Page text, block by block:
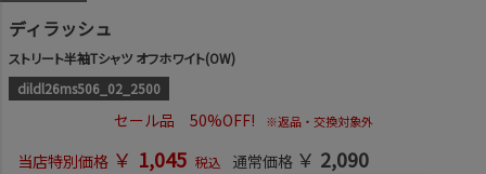
ディラッシュ
ストリート半袖Tシャツ オフホワイト(OW)
dildl26ms506_02_2500
セール品 50%OFF! ※返品・交換対象外
当店特別価格 ￥ 1,045 税込 通常価格 ￥ 2,090